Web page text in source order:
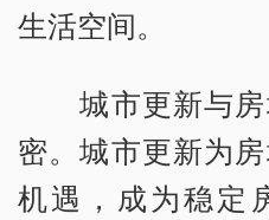
生活空间。
城市更新与房
密。城市更新为
机遇，成为稳定